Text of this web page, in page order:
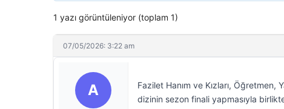
1 yazı görüntüleniyor (toplam 1)
07/05/2026: 3:22 am
A
Fazilet Hanım ve Kızları, Öğretmen,
dizinin sezon finali yapmasıyla